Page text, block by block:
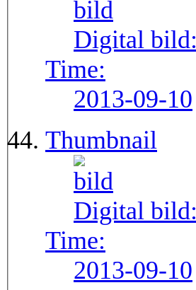
Digital bild:
Time:
2013-09-10
Thumbnail
Digital bild:
Time:
2013-09-10